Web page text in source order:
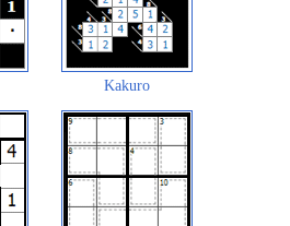
Kakuro